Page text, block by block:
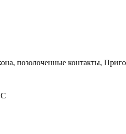
позолоченные контакты,